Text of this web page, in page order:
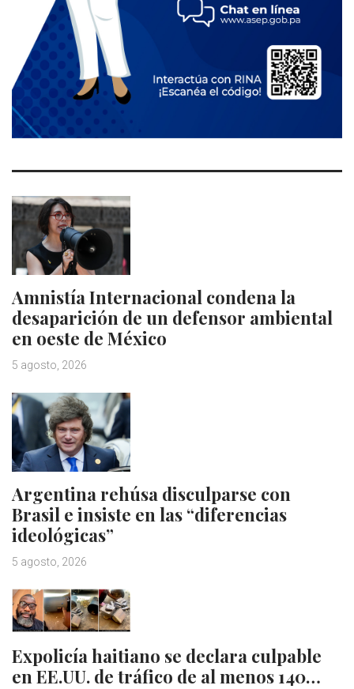
Amnistía Internacional condena la
desaparición de un defensor ambiental
en oeste de México
5 agosto, 2026
Argentina rehúsa disculparse con
Brasil e insiste en las “diferencias
ideológicas”
5 agosto, 2026
Expolicía haitiano se declara culpable
en EE.UU. de tráfico de al menos 140…